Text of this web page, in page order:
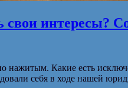
свои интересы?
нажитым. Какие есть
себя в ходе нашей